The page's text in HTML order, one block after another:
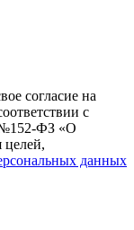
согласие на
с
№152-ФЗ «О
целей,
данных